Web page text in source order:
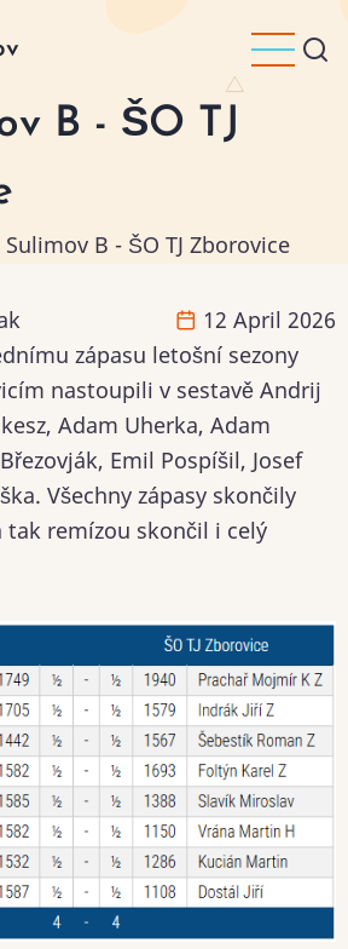
B - ŠO TJ
Sulimov B - ŠO TJ Zborovice
12 April 2026
zápasu letošní sezony
nastoupili v sestavě Andrij
Adam Uherka, Adam
Emil Pospíšil, Josef
Všechny zápasy skončily
tak remízou skončil i celý